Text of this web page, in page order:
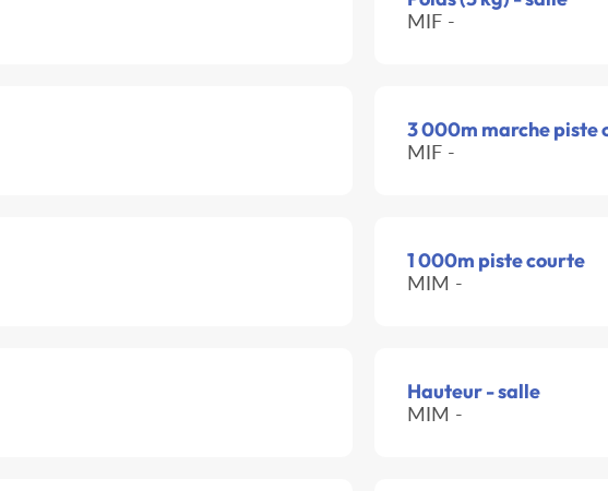
MIF -
3 000m marche piste
MIF -
1 000m piste courte
MIM -
Hauteur - salle
MIM -